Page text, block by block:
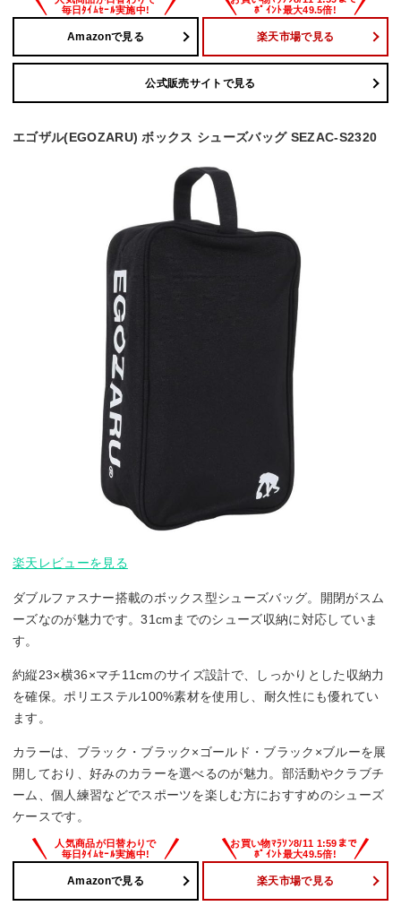
Amazonで見る 楽天市場で見る
公式販売サイトで見る
エゴザル(EGOZARU) ボックス シューズバッグ SEZAC-S2320
楽天レビューを見る
ダブルファスナー搭載のボックス型シューズバッグ。開閉がスム
ーズなのが魅力です。31cmまでのシューズ収納に対応していま
す。
約縦23×横36×マチ11cmのサイズ設計で、しっかりとした収納力
を確保。ポリエステル100%素材を使用し、耐久性にも優れてい
ます。
カラーは、ブラック・ブラック×ゴールド・ブラック×ブルーを展
開しており、好みのカラーを選べるのが魅力。部活動やクラブチ
ーム、個人練習などでスポーツを楽しむ方におすすめのシューズ
ケースです。
Amazonで見る 楽天市場で見る